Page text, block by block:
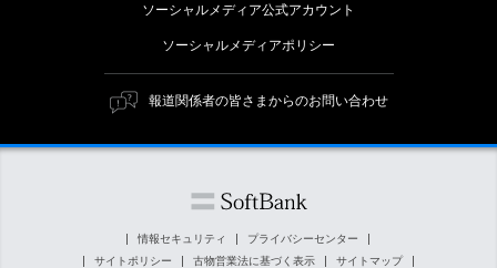
個人投資家の皆さまへ
株式と社債について
ESG方針・体制
マテリアリティ（重要課題）
ESGの主な取り組み
外部評価・イニシアチブ
障がい者採用
ソーシャルメディア公式アカウント
ソーシャルメディアポリシー
報道関係者の皆さまからのお問い合わせ
情報セキュリティ
プライバシーセンター
サイトポリシー
古物営業法に基づく表示 サイトマップ